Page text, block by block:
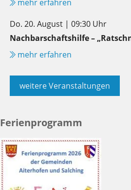
mehr erfahren
Do. 20. August | 09:30 Uhr
Nachbarschaftshilfe –
mehr erfahren
weitere Veranstaltungen
Ferienprogramm